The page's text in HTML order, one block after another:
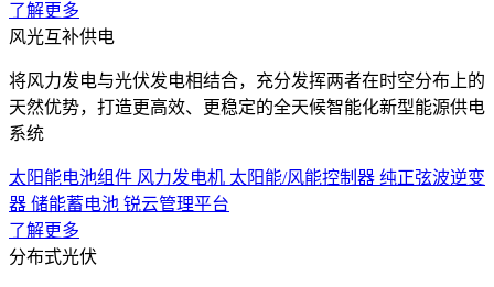
了解更多
风光互补供电
将风力发电与光伏发电相结合，充分发挥两者在时空分布上的
天然优势，打造更高效、更稳定的全天候智能化新型能源供电
系统
太阳能电池组件 风力发电机 太阳能/风能控制器 纯正弦波逆变
器 储能蓄电池 锐云管理平台
了解更多
分布式光伏